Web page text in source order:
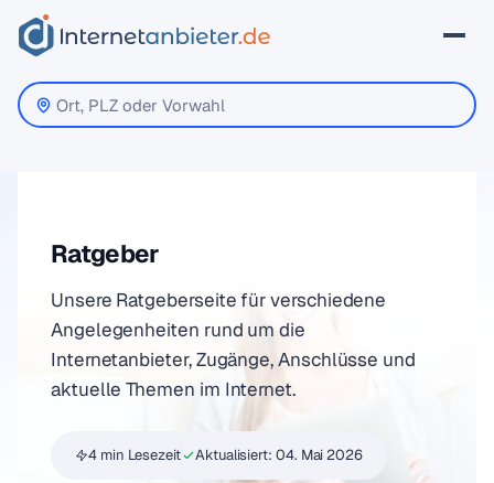
Ratgeber
Unsere Ratgeberseite für verschiedene
Angelegenheiten rund um die
Internetanbieter, Zugänge, Anschlüsse und
aktuelle Themen im Internet.
4 min Lesezeit Aktualisiert: 04. Mai 2026